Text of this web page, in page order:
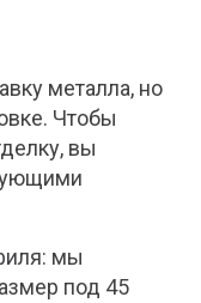
металла, но
Чтобы
вы
мы
под 45